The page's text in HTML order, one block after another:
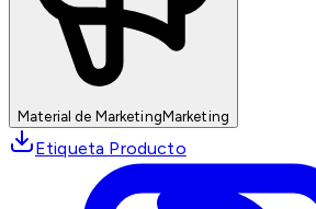
Material de MarketingMarketing
Etiqueta Producto